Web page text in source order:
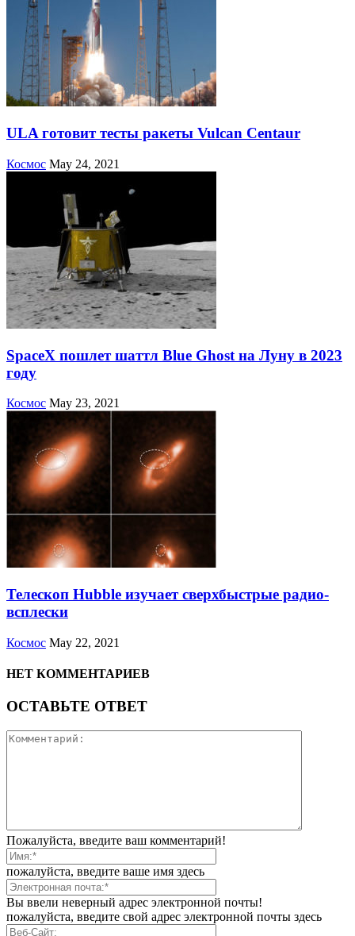
ULA готовит тесты ракеты Vulcan Centaur
Космос May 24, 2021
SpaceX пошлет шаттл Blue Ghost на Луну в 2023
году
Космос May 23, 2021
Телескоп Hubble изучает сверхбыстрые радио-
всплески
Космос May 22, 2021
НЕТ КОММЕНТАРИЕВ
ОСТАВЬТЕ ОТВЕТ
Пожалуйста, введите ваш комментарий!
пожалуйста, введите ваше имя здесь
Вы ввели неверный адрес электронной почты!
пожалуйста, введите свой адрес электронной почты здесь